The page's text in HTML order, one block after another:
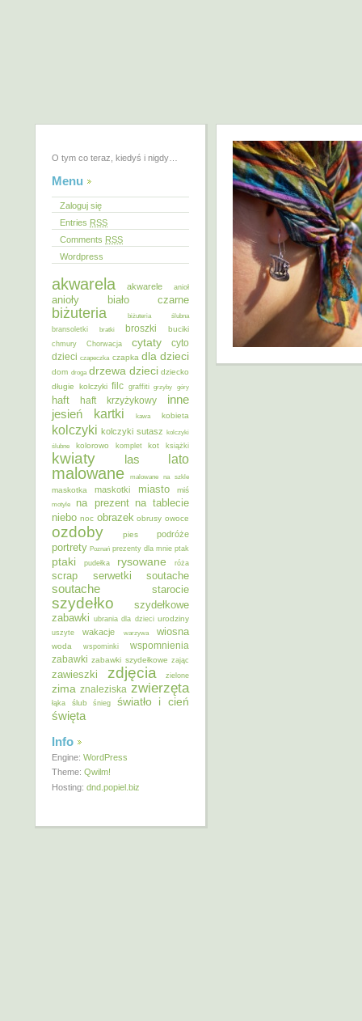
O tym co teraz, kiedyś i nigdy…
Menu
Zaloguj się
Entries RSS
Comments RSS
Wordpress
akwarela akwarele anioł
anioły biało czarne
biżuteria
biżuteria ślubna
bransoletki
bratki broszki buciki
chmury Chorwacja cytaty
cyto
dzieci czapeczka czapka dla dzieci
dom droga drzewa dzieci dziecko
długie kolczyki filc graffiti grzyby góry
haft haft krzyżykowy inne
jesień kartki kawa kobieta
kolczyki kolczyki sutasz kolczyki
ślubne
kolorowo komplet kot książki
kwiaty las lato
malowane malowane na szkle
maskotka maskotki miasto miś
motyle na prezent na tablecie
niebo noc obrazek obrusy owoce
ozdoby pies podróże
portrety Poznań prezenty dla mnie ptak
ptaki pudełka rysowane róża
scrap serwetki soutache
soutache starocie
szydełko
szydełkowe
zabawki ubrania dla dzieci urodziny
uszyte wakacje warzywa wiosna
woda wspominki
wspomnienia
zabawki zabawki szydełkowe zając
zawieszki zdjęcia zielone
zima znaleziska zwierzęta
łąka ślub śnieg światło i cień
święta
Info
Engine: WordPress
Theme: Qwilm!
Hosting: dnd.popiel.biz